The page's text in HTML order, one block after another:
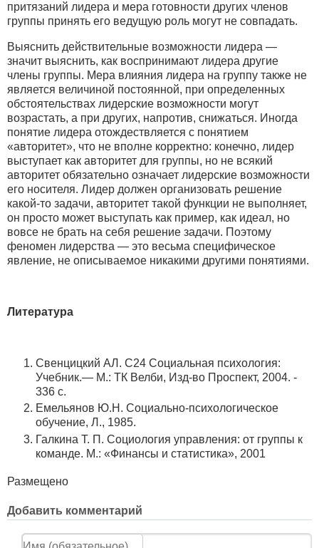
притязаний лидера и мера готовности других членов
группы принять его ведущую роль могут не совпадать.
Выяснить действительные возможности лидера —
значит выяснить, как воспринимают лидера другие
члены группы. Мера влияния лидера на группу также не
является величиной постоянной, при определенных
обстоятельствах лидерские возможности могут
возрастать, а при других, напротив, снижаться. Иногда
понятие лидера отождествляется с понятием
«авторитет», что не вполне корректно: конечно, лидер
выступает как авторитет для группы, но не всякий
авторитет обязательно означает лидерские возможности
его носителя. Лидер должен организовать решение
какой-то задачи, авторитет такой функции не выполняет,
он просто может выступать как пример, как идеал, но
вовсе не брать на себя решение задачи. Поэтому
феномен лидерства — это весьма специфическое
явление, не описываемое никакими другими понятиями.
Литература
Свенцицкий АЛ. С24 Социальная психология:
Учебник.— М.: ТК Велби, Изд-во Проспект, 2004. -
336 с.
Емельянов Ю.Н. Социально-психологическое
обучение, Л., 1985.
Галкина Т. П. Социология управления: от группы к
команде. М.: «Финансы и статистика», 2001
Размещено
Добавить комментарий